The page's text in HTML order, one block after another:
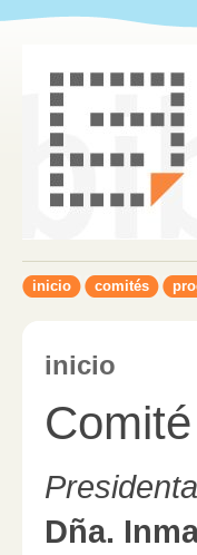
inicio comités
inicio
Presidenta
Dña.